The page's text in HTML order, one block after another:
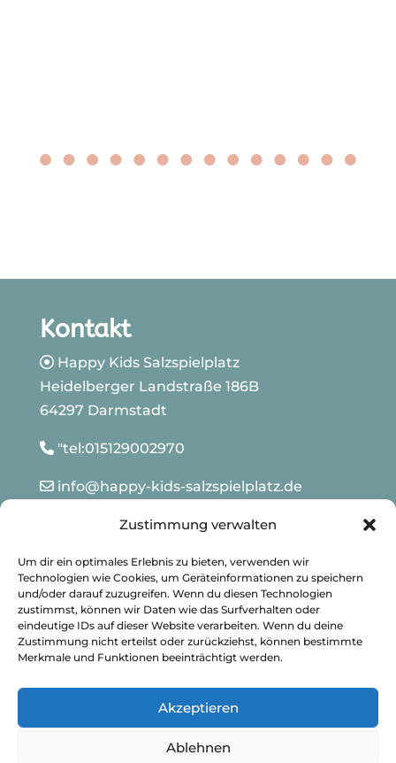
Zustimmung verwalten
Um dir ein optimales Erlebnis zu bieten, verwenden wir
Technologien wie Cookies, um Geräteinformationen zu speichern
und/oder darauf zuzugreifen. Wenn du diesen Technologien
zustimmst, können wir Daten wie das Surfverhalten oder
eindeutige IDs auf dieser Website verarbeiten. Wenn du deine
Zustimmung nicht erteilst oder zurückziehst, können bestimmte
Merkmale und Funktionen beeinträchtigt werden.
Akzeptieren
Ablehnen
Kontakt
Happy Kids Salzspielplatz
Heidelberger Landstraße 186B
64297 Darmstadt
"tel:015129002970
info@happy-kids-salzspielplatz.de
Infos
Impressum
Cookie-Richtlinie (EU)